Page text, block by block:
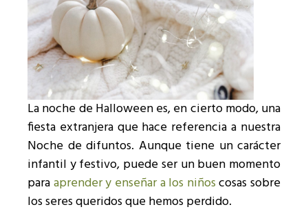
La noche de Halloween es, en cierto modo, una
fiesta extranjera que hace referencia a nuestra
Noche de difuntos. Aunque tiene un carácter
infantil y festivo, puede ser un buen momento
paraaprender y enseñar a los niñoscosas sobre
los seres queridos que hemos perdido.